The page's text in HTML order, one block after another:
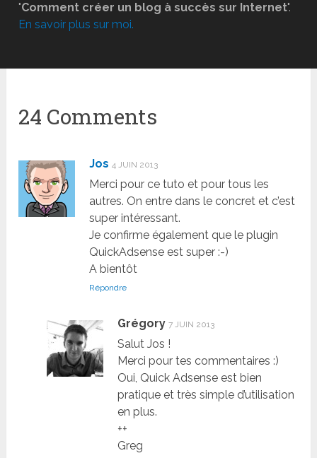
"Comment créer un blog à succès sur Internet".
En savoir plus sur moi.
24 Comments
Jos 4 JUIN 2013
Merci pour ce tuto et pour tous les
autres. On entre dans le concret et c’est
super intéressant.
Je confirme également que le plugin
QuickAdsense est super :-)
A bientôt
Répondre
Grégory 7 JUIN 2013
Salut Jos !
Merci pour tes commentaires :)
Oui, Quick Adsense est bien
pratique et très simple d’utilisation
en plus.
++
Greg